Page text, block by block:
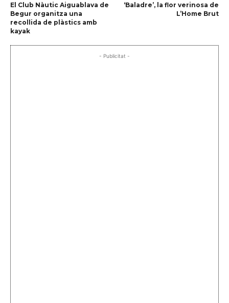
El Club Nàutic Aiguablava de
Begur organitza una
recollida de plàstics amb
kayak
‘Baladre’, la flor verinosa de
L’Home Brut
- Publicitat -